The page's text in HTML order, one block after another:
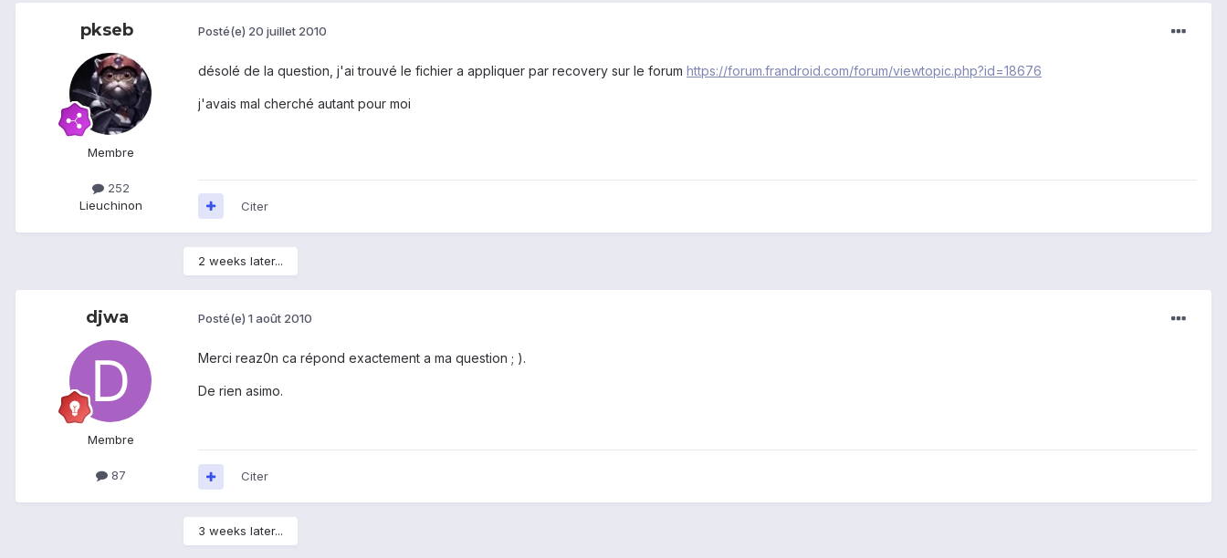
pkseb
Membre
252
Lieuchinon
Posté(e) 20 juillet 2010
désolé de la question, j'ai trouvé le fichier a appliquer par recovery sur le forum https://forum.frandroid.com/forum/viewtopic.php?id=18676
j'avais mal cherché autant pour moi
Citer
2 weeks later...
djwa
Membre
87
Posté(e) 1 août 2010
Merci reaz0n ca répond exactement a ma question ; ).
De rien asimo.
Citer
3 weeks later...